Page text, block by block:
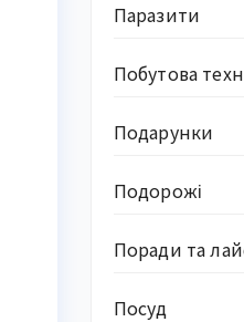
Паразити
Побутова
Подарунки
Подорожі
Поради та
Посуд